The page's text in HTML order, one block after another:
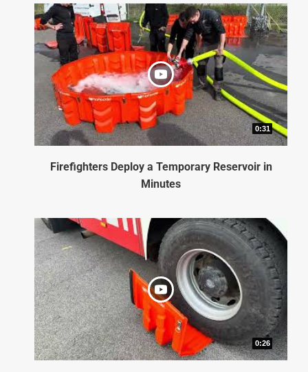
0:31
Firefighters Deploy a Temporary Reservoir in
Minutes
0:26